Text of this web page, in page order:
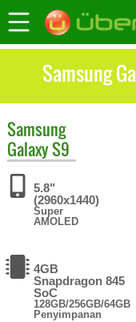
Samsung
Samsung
Galaxy S9
5.8"
(2960x1440)
Super
AMOLED
4GB
Snapdragon 845
SoC
128GB/256GB/64GB
Penyimpanan